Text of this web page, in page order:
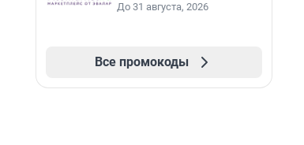
До 31 августа, 2026
Все промокоды